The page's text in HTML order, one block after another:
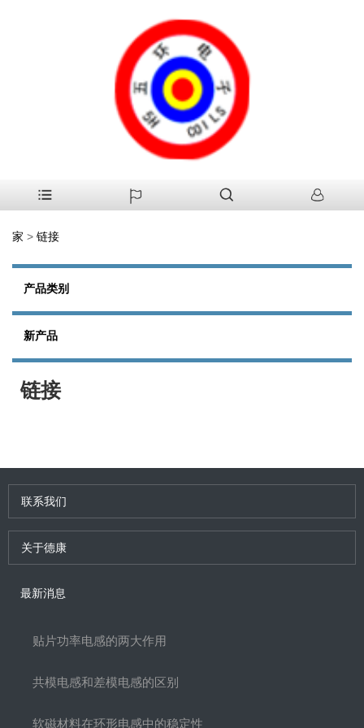
家 > 链接
产品类别
新产品
链接
联系我们
关于德康
最新消息
贴片功率电感的两大作用
共模电感和差模电感的区别
软磁材料在环形电感中的稳定性